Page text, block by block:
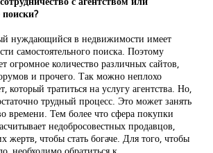
поиски?
нуждающийся в недвижимости имеет
самостоятельного поиска. Поэтому
огромное количество различных сайтов,
и прочего. Так можно неплохо
который тратиться на услугу агентства. Но,
трудный процесс. Это может занять
времени. Тем более что сфера покупки
недобросовестных продавцов,
жертв, чтобы стать богаче. Для того, чтобы
необходимо обратиться к